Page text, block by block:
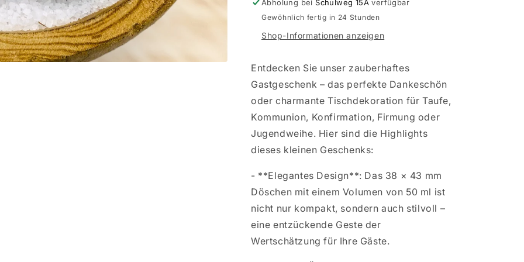
BlumensamenBlumensamen
Abholung beiSchulweg 15A verfügbar
Gewöhnlich fertig in 24 Stunden
Shop-Informationen anzeigen
Entdecken Sie unser zauberhaftes
Gastgeschenk – das perfekte Dankeschön
oder charmante Tischdekoration für Taufe,
Kommunion, Konfirmation, Firmung oder
Jugendweihe. Hier sind die Highlights
dieses kleinen Geschenks:
- **Elegantes Design**: Das 38 × 43 mm
Döschen mit einem Volumen von 50 ml ist
nicht nur kompakt, sondern auch stilvoll –
eine entzückende Geste der
Wertschätzung für Ihre Gäste.